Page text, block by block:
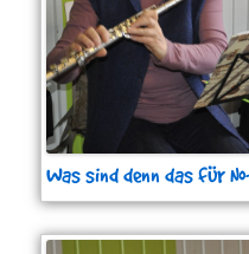
Was sind denn das für